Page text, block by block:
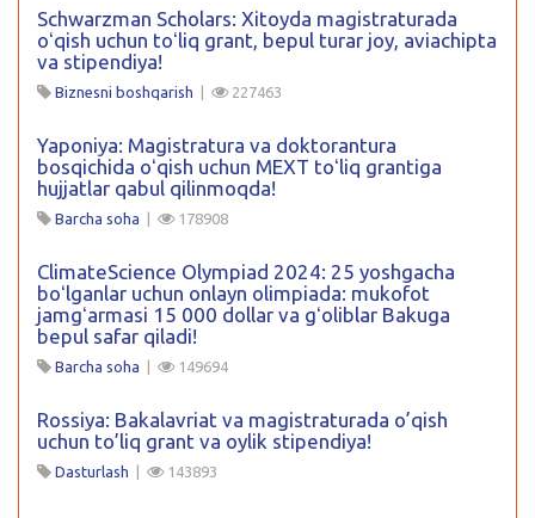
Schwarzman Scholars: Xitoyda magistraturada
oʻqish uchun toʻliq grant, bepul turar joy, aviachipta
va stipendiya!
Biznesni boshqarish | 227463
Yaponiya: Magistratura va doktorantura
bosqichida oʻqish uchun MEXT toʻliq grantiga
hujjatlar qabul qilinmoqda!
Barcha soha | 178908
ClimateScience Olympiad 2024: 25 yoshgacha
boʻlganlar uchun onlayn olimpiada: mukofot
jamgʻarmasi 15 000 dollar va gʻoliblar Bakuga
bepul safar qiladi!
Barcha soha | 149694
Rossiya: Bakalavriat va magistraturada o’qish
uchun to’liq grant va oylik stipendiya!
Dasturlash | 143893